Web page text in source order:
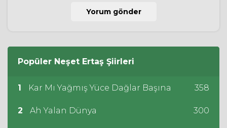
Popüler Neşet Ertaş Şiirleri
1 Kar Mı Yağmış Yüce Dağlar Başına 358
2 Ah Yalan Dünya 300